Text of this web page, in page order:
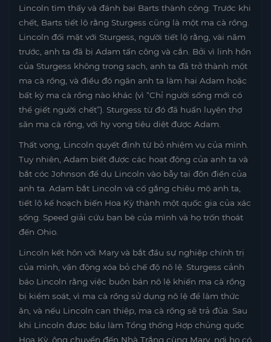
Lincoln tìm thấy và đánh bại Barts thành công. Trước khi
chết, Barts tiết lộ rằng Sturgess cũng là một ma cà rồng.
Lincoln đối mặt với Sturgess, người tiết lộ rằng, vài năm
trước, anh ta đã bị Adam tấn công và cắn. Bởi vì linh hồn
của Sturgess không trong sạch, anh ta đã trở thành một
ma cà rồng, và điều đó ngăn anh ta làm hại Adam hoặc
bất kỳ ma cà rồng nào khác (vì “Chỉ người sống mới có
thể giết người chết”). Sturgess từ đó đã huấn luyện thợ
săn ma cà rồng, với hy vọng tiêu diệt được Adam.
Thất vọng, Lincoln quyết định từ bỏ nhiệm vụ của mình.
Tuy nhiên, Adam biết được các hoạt động của anh ta và
bắt cóc Johnson để dụ Lincoln vào bẫy tại đồn điền của
anh ta. Adam bắt Lincoln và cố gắng chiêu mộ anh ta,
tiết lộ kế hoạch biến Hoa Kỳ thành một quốc gia của xác
sống. Speed ​​giải cứu bạn bè của mình và họ trốn thoát
đến Ohio.
Lincoln kết hôn với Mary và bắt đầu sự nghiệp chính trị
của mình, vận động xóa bỏ chế độ nô lệ. Sturgess cảnh
báo Lincoln rằng việc buôn bán nô lệ khiến ma cà rồng
bị kiểm soát, vì ma cà rồng sử dụng nô lệ để làm thức
ăn, và nếu Lincoln can thiệp, ma cà rồng sẽ trả đũa. Sau
khi Lincoln được bầu làm Tổng thống Hợp chủng quốc
Hoa Kỳ, ông chuyển đến Nhà Trắng cùng Mary, nơi họ có